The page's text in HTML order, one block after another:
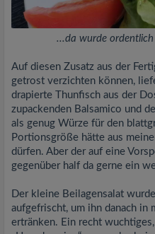
...da wurde
Auf diesen Zusatz aus der
getrost verzichten können,
drapierte Thunfisch aus der
zupackenden Balsamico und
als genug Würze für den
Portionsgröße hätte aus
dürfen. Aber der auf eine
gegenüber half da gerne ein
Der kleine Beilagensalat
aufgefrischt, um ihn danach in
ertränken. Ein recht